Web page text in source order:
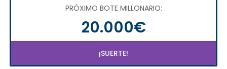
PRÓXIMO BOTE MILLONARIO:
20.000€
¡SUERTE!